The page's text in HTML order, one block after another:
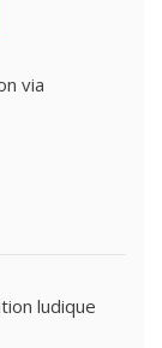
via
ludique